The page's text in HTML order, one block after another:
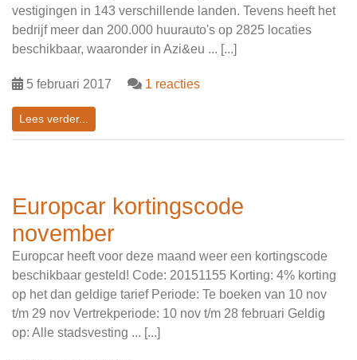
vestigingen in 143 verschillende landen. Tevens heeft het
bedrijf meer dan 200.000 huurauto's op 2825 locaties
beschikbaar, waaronder in Azi&eu ... [...]
5 februari 2017 1 reacties
Lees verder...
Europcar kortingscode
november
Europcar heeft voor deze maand weer een kortingscode
beschikbaar gesteld! Code: 20151155 Korting: 4% korting
op het dan geldige tarief Periode: Te boeken van 10 nov
t/m 29 nov Vertrekperiode: 10 nov t/m 28 februari Geldig
op: Alle stadsvesting ... [...]